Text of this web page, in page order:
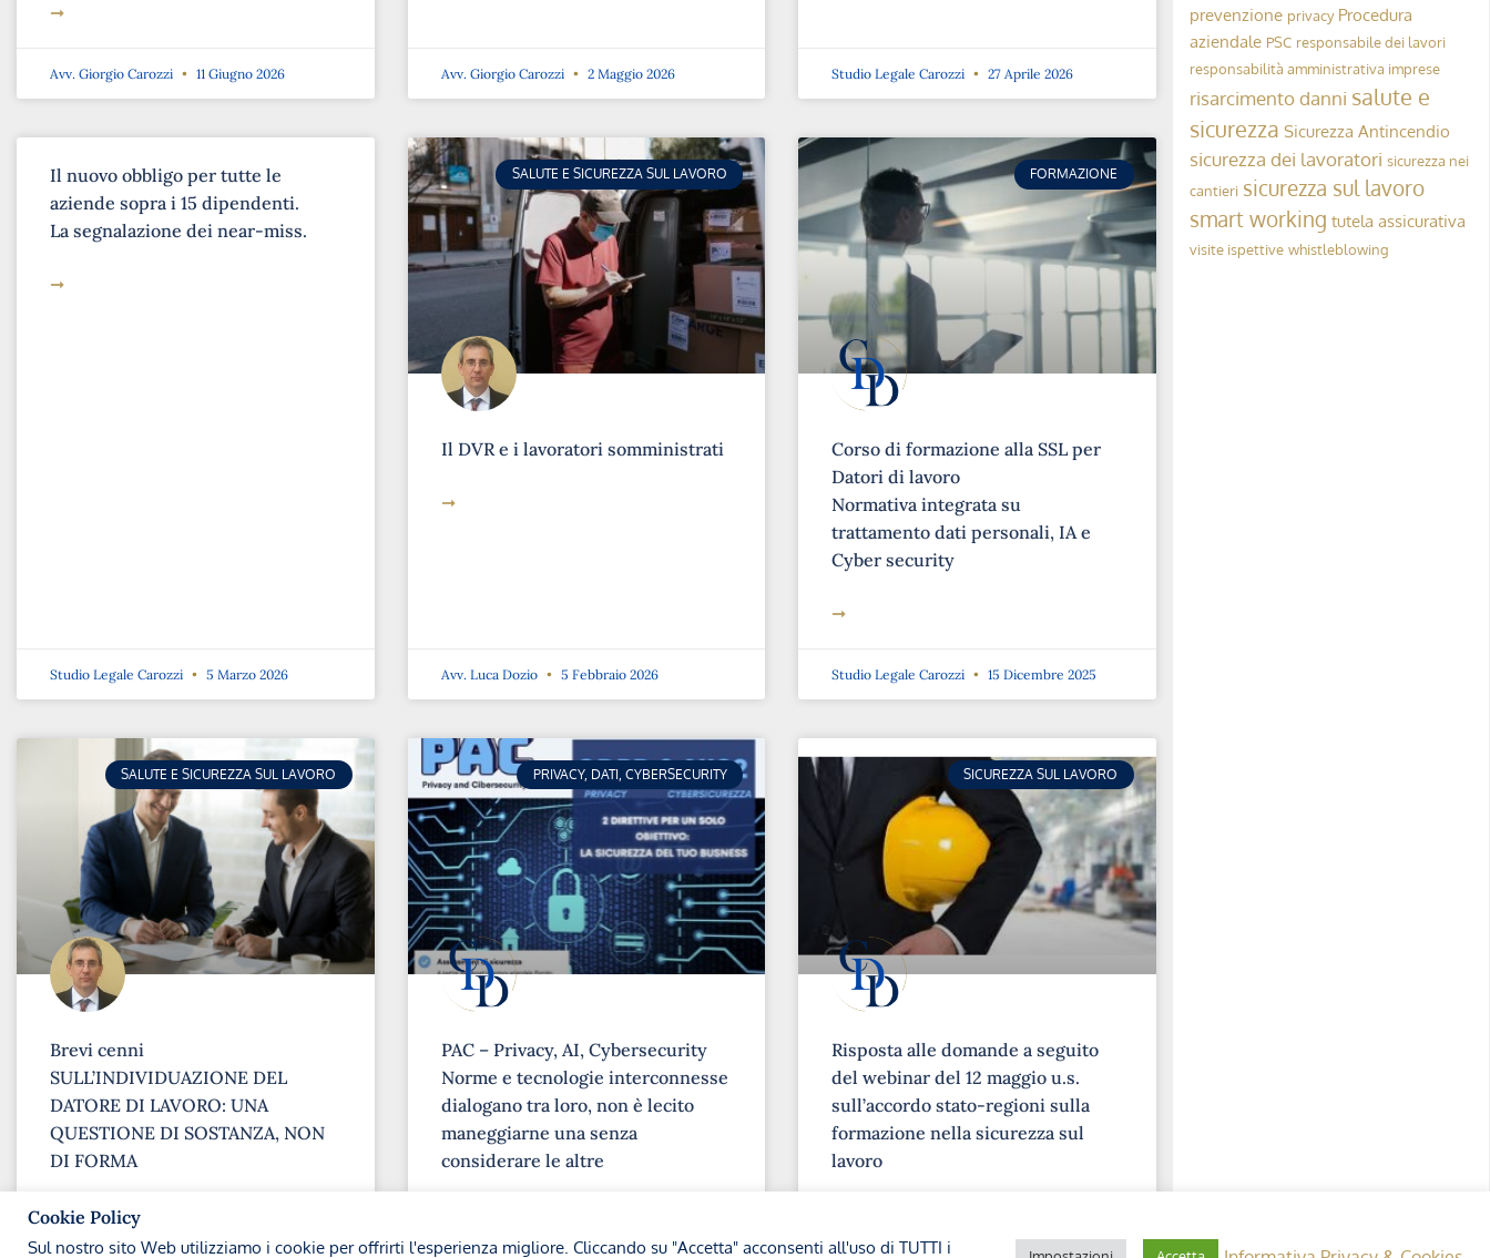
➞
Avv. Giorgio Carozzi 11 Giugno 2026 Avv. Giorgio Carozzi 2 Maggio 2026 Studio Legale Carozzi 27 Aprile 2026
Il nuovo obbligo per tutte le
aziende sopra i 15 dipendenti.
La segnalazione dei near-miss.
➞
Studio Legale Carozzi 5 Marzo 2026
SALUTE E SICUREZZA SUL LAVORO
Il DVR e i lavoratori somministrati
➞
Avv. Luca Dozio 5 Febbraio 2026
FORMAZIONE
Corso di formazione alla SSL per
Datori di lavoro
Normativa integrata su
trattamento dati personali, IA e
Cyber security
➞
Studio Legale Carozzi 15 Dicembre 2025
SALUTE E SICUREZZA SUL LAVORO
Brevi cenni
SULL’INDIVIDUAZIONE DEL
DATORE DI LAVORO: UNA
QUESTIONE DI SOSTANZA, NON
DI FORMA
➞
PRIVACY, DATI, CYBERSECURITY
PAC – Privacy, AI, Cybersecurity
Norme e tecnologie interconnesse
dialogano tra loro, non è lecito
maneggiarne una senza
considerare le altre
SICUREZZA SUL LAVORO
Risposta alle domande a seguito
del webinar del 12 maggio u.s.
sull’accordo stato-regioni sulla
formazione nella sicurezza sul
lavoro
prevenzione privacy Procedura
aziendale PSC responsabile dei lavori
responsabilità amministrativa imprese
risarcimento danni salute e
sicurezza Sicurezza Antincendio
sicurezza dei lavoratori sicurezza nei
cantieri sicurezza sul lavoro
smart working tutela assicurativa
visite ispettive whistleblowing
Cookie Policy
Sul nostro sito Web utilizziamo i cookie per offrirti l'esperienza migliore. Cliccando su "Accetta" acconsenti all'uso di TUTTI i